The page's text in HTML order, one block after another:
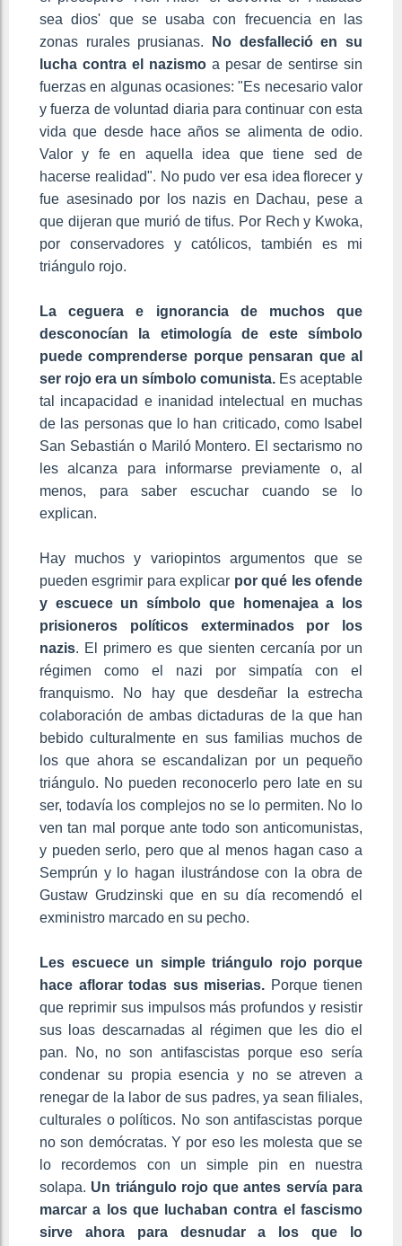
sea dios' que se usaba con frecuencia en las
zonas rurales prusianas.
No desfalleció en su
lucha contra el nazismo a pesar de sentirse sin
fuerzas en algunas ocasiones: "Es necesario valor
y fuerza de voluntad diaria para continuar con esta
vida que desde hace años se alimenta de odio.
Valor y fe en aquella idea que tiene sed de
hacerse realidad". No pudo ver esa idea florecer y
fue asesinado por los nazis en Dachau, pese a
que dijeran que murió de tifus. Por Rech y Kwoka,
por conservadores y católicos, también es mi
triángulo rojo.
La ceguera e ignorancia de muchos que
desconocían la etimología de este símbolo
puede comprenderse porque pensaran que al
ser rojo era un símbolo comunista. Es aceptable
tal incapacidad e inanidad intelectual en muchas
de las personas que lo han criticado, como Isabel
San Sebastián o Mariló Montero. El sectarismo no
les alcanza para informarse previamente o, al
menos, para saber escuchar cuando se lo
explican.
Hay muchos y variopintos argumentos que se
pueden esgrimir para explicar por qué les ofende
y escuece un símbolo que homenajea a los
prisioneros políticos exterminados por los
nazis. El primero es que sienten cercanía por un
régimen como el nazi por simpatía con el
franquismo. No hay que desdeñar la estrecha
colaboración de ambas dictaduras de la que han
bebido culturalmente en sus familias muchos de
los que ahora se escandalizan por un pequeño
triángulo. No pueden reconocerlo pero late en su
ser, todavía los complejos no se lo permiten. No lo
ven tan mal porque ante todo son anticomunistas,
y pueden serlo, pero que al menos hagan caso a
Semprún y lo hagan ilustrándose con la obra de
Gustaw Grudzinski que en su día recomendó el
exministro marcado en su pecho.
Les escuece un simple triángulo rojo porque
hace aflorar todas sus miserias. Porque tienen
que reprimir sus impulsos más profundos y resistir
sus loas descarnadas al régimen que les dio el
pan. No, no son antifascistas porque eso sería
condenar su propia esencia y no se atreven a
renegar de la labor de sus padres, ya sean filiales,
culturales o políticos. No son antifascistas porque
no son demócratas. Y por eso les molesta que se
lo recordemos con un simple pin en nuestra
solapa. Un triángulo rojo que antes servía para
marcar a los que luchaban contra el fascismo
sirve ahora para desnudar a los que lo